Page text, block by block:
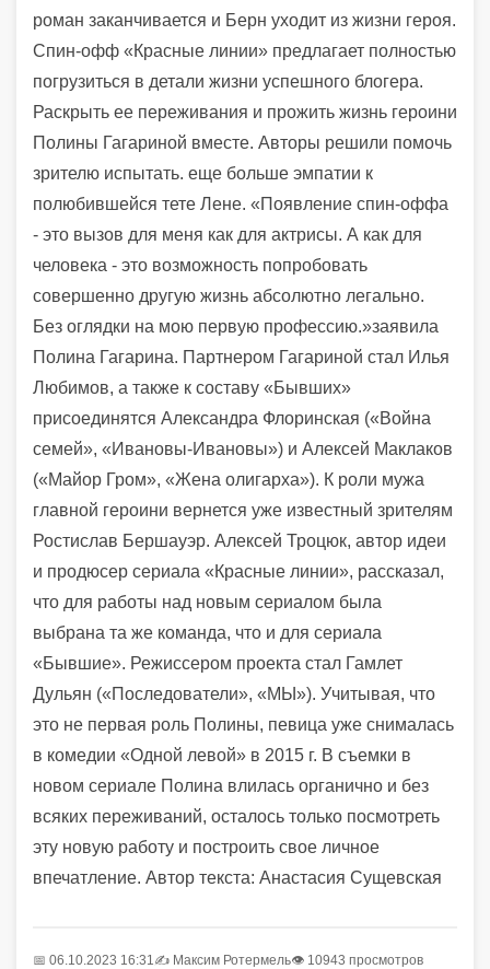
роман заканчивается и Берн уходит из жизни героя.
Спин-офф «Красные линии» предлагает полностью
погрузиться в детали жизни успешного блогера.
Раскрыть ее переживания и прожить жизнь героини
Полины Гагариной вместе. Авторы решили помочь
зрителю испытать. еще больше эмпатии к
полюбившейся тете Лене. «Появление спин-оффа
- это вызов для меня как для актрисы. А как для
человека - это возможность попробовать
совершенно другую жизнь абсолютно легально.
Без оглядки на мою первую профессию.»заявила
Полина Гагарина. Партнером Гагариной стал Илья
Любимов, а также к составу «Бывших»
присоединятся Александра Флоринская («Война
семей», «Ивановы-Ивановы») и Алексей Маклаков
(«Майор Гром», «Жена олигарха»). К роли мужа
главной героини вернется уже известный зрителям
Ростислав Бершауэр. Алексей Троцюк, автор идеи
и продюсер сериала «Красные линии», рассказал,
что для работы над новым сериалом была
выбрана та же команда, что и для сериала
«Бывшие». Режиссером проекта стал Гамлет
Дульян («Последователи», «МЫ»). Учитывая, что
это не первая роль Полины, певица уже снималась
в комедии «Одной левой» в 2015 г. В съемки в
новом сериале Полина влилась органично и без
всяких переживаний, осталось только посмотреть
эту новую работу и построить свое личное
впечатление. Автор текста: Анастасия Сущевская
📅 06.10.2023 16:31 ✍️ Максим Ротермель👁 10943 просмотров